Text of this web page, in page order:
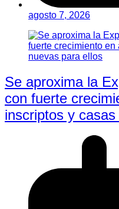
agosto 7, 2026
Se aproxima la
con fuerte
inscriptos y